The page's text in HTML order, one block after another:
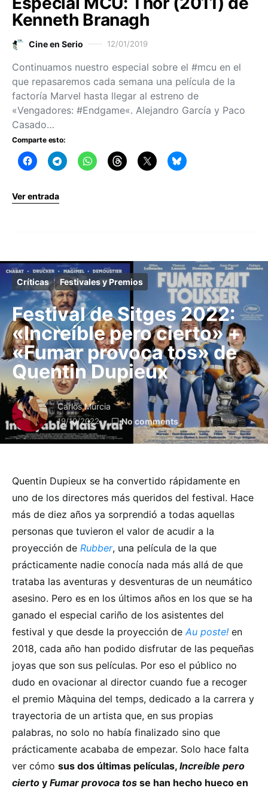
Kenneth Branagh
Cine en Serio 12/01/2019
Continuamos nuestro especial sobre el #mcu en el
que repasaremos cada semana una película de la
factoría Marvel hasta llegar al estreno de
«Vengadores: #Endgame«. Alejandro García y Paco
Casado…
Comparte esto:
Ver entrada
Críticas Festivales y Premios
Festival de Sitges 2022:
«Increíble pero cierto» +
«Fumar provoca tos» de
Quentin Dupieux
Carlos Murcia
19/10/2022 No comments
Quentin Dupieux se ha convertido rápidamente en
uno de los directores más queridos del festival. Hace
más de diez años ya sorprendió a todas aquellas
personas que tuvieron el valor de acudir a la
proyección de Rubber, una película de la que
prácticamente nadie conocía nada más allá de que
trataba las aventuras y desventuras de un neumático
asesino. Pero es en los últimos años en los que se ha
ganado el especial cariño de los asistentes del
festival y que desde la proyección deAu poste! en
2018, cada año han podido disfrutar de las pequeñas
joyas que son sus películas. Por eso el público no
dudo en ovacionar al director cuando fue a recoger
el premio Màquina del temps, dedicado a la carrera y
trayectoria de un artista que, en sus propias
palabras, no solo no había finalizado sino que
prácticamente acababa de empezar. Solo hace falta
ver cómo sus dos últimas películas, Increíble pero
cierto y Fumar provoca tos se han hecho hueco en